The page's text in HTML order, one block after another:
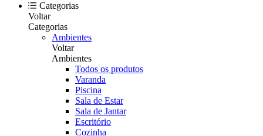
Categorias
Voltar
Categorias
Ambientes
Voltar
Ambientes
Todos os produtos
Varanda
Piscina
Sala de Estar
Sala de Jantar
Escritório
Cozinha